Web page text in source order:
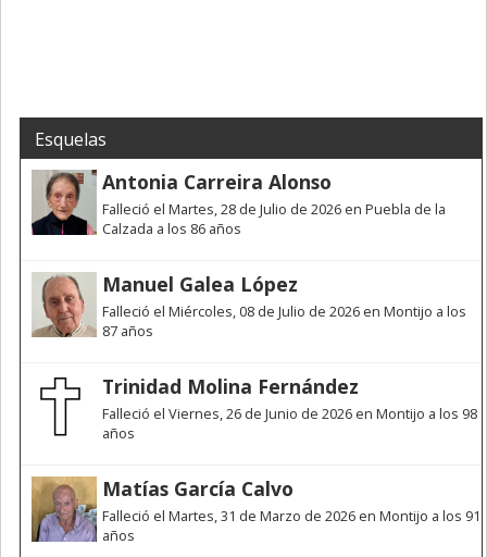
Esquelas
Antonia Carreira Alonso
Falleció el Martes, 28 de Julio de 2026 en Puebla de la
Calzada a los 86 años
Manuel Galea López
Falleció el Miércoles, 08 de Julio de 2026 en Montijo a los
87 años
Trinidad Molina Fernández
Falleció el Viernes, 26 de Junio de 2026 en Montijo a los 98
años
Matías García Calvo
Falleció el Martes, 31 de Marzo de 2026 en Montijo a los 91
años